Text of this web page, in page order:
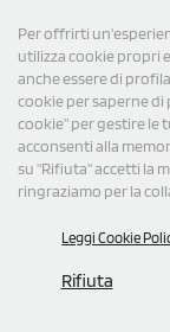
Per offrirti
utilizza cookie propri
anche essere di
cookie per saperne di
cookie” per gestire le
acconsenti alla
su "Rifiuta" accetti la
ringraziamo per la
Leggi Cookie
Rifiuta
© 2026 Tutti i